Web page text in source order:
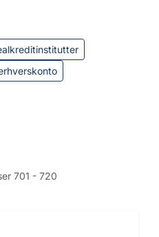
701 - 720